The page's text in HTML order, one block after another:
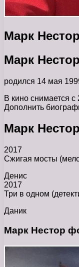
Марк
Марк Нестор
родился 14 мая
В кино снимается с
Дополнить
Марк
2017
Сжигая мосты
Денис
2017
Три в одном
Даник
Марк Нестор